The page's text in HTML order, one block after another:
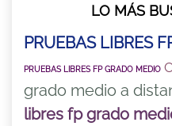
LO MÁS
PRUEBAS LIBRES
PRUEBAS LIBRES FP GRADO MEDIO
grado medio a
libres fp grado